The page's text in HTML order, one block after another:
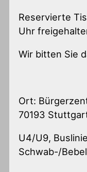
Reservierte
Uhr
Wir bitten Sie
Ort:
70193
U4/U9,
Schwab-/